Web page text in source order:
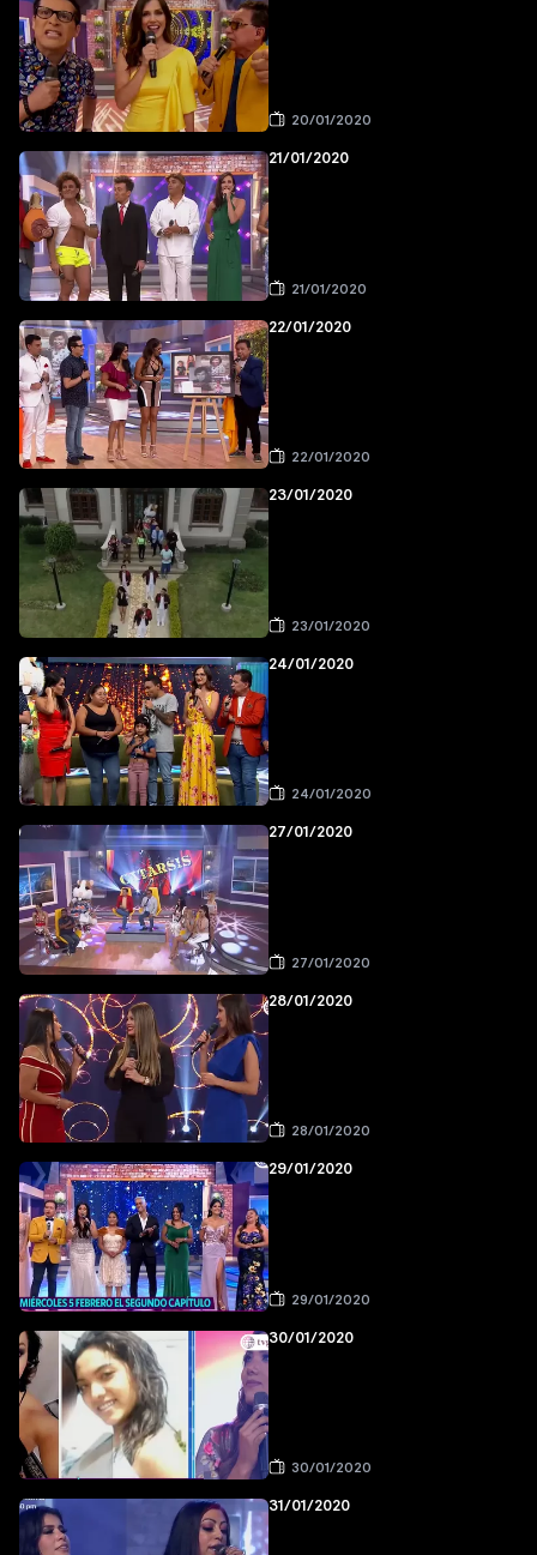
20/01/2020
21/01/2020
21/01/2020
22/01/2020
22/01/2020
23/01/2020
23/01/2020
24/01/2020
24/01/2020
27/01/2020
27/01/2020
28/01/2020
28/01/2020
29/01/2020
29/01/2020
30/01/2020
30/01/2020
31/01/2020